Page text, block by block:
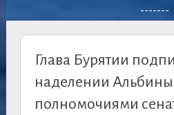
-------
Глава Бурятии
наделении
полномочиями